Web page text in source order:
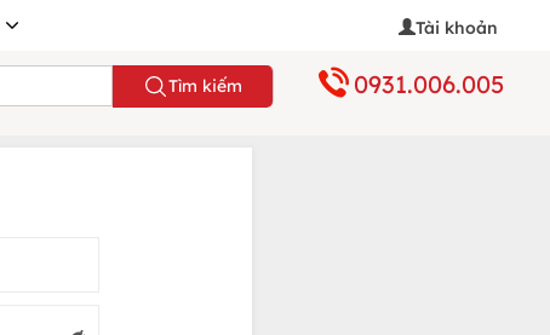
Tài khoản
Tìm kiếm 0931.006.005